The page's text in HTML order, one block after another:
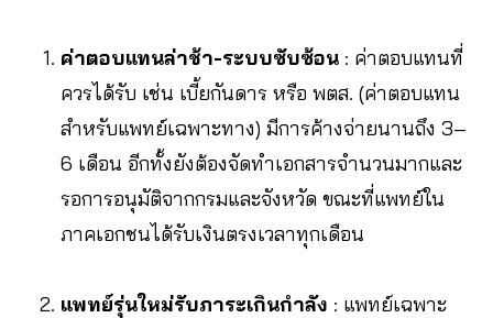
ค่าตอบแทนล่าช้า-ระบบซับซ้อน : ค่าตอบแทนที่
ควรได้รับ เช่น เบี้ยกันดาร หรือ พตส. (ค่าตอบแทน
สำหรับแพทย์เฉพาะทาง) มีการค้างจ่ายนานถึง 3–
6 เดือน อีกทั้งยังต้องจัดทำเอกสารจำนวนมากและ
รอการอนุมัติจากกรมและจังหวัด ขณะที่แพทย์ใน
ภาคเอกชนได้รับเงินตรงเวลาทุกเดือน
แพทย์รุ่นใหม่รับภาระเกินกำลัง : แพทย์เฉพาะ